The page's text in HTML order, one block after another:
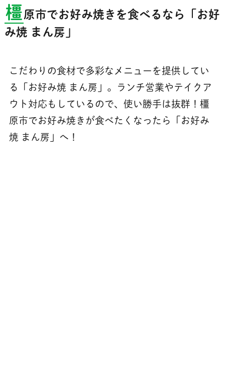
橿原市でお好み焼きを食べるなら「お好
み焼 まん房」
こだわりの食材で多彩なメニューを提供してい
る「お好み焼 まん房」。ランチ営業やテイクア
ウト対応もしているので、使い勝手は抜群！橿
原市でお好み焼きが食べたくなったら「お好み
焼 まん房」へ！